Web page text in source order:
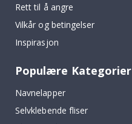
Rett til å angre
Vilkår og betingelser
Inspirasjon
Populære Kategorier
Navnelapper
Selvklebende fliser